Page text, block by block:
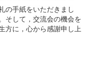
の手紙をいただきまし
そして，交流会の機会を
方に，心から感謝申し上